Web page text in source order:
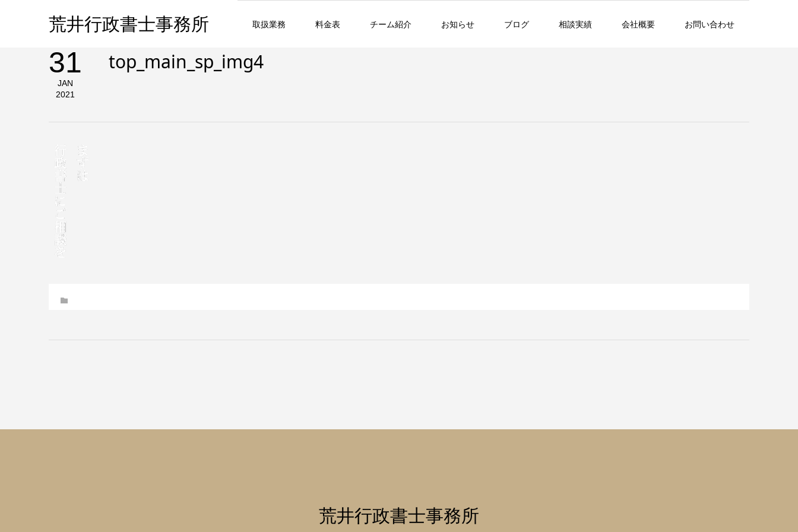
荒井行政書士事務所 取扱業務 料金表 チーム紹介 お知らせ ブログ 相談実績 会社概要 お問い合わせ
31
JAN
2021
top_main_sp_img4
荒井行政書士事務所